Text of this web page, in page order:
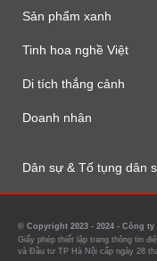
Sản phẩm xanh
Tinh hoa nghề Việt
Di tích thắng cảnh
Doanh nhân
Dân sự & Tố tụng dân
© Copyright 2023 - 2024 - Công
Giấy phép thiết lập trang thông tin
và Đầu tư TP Hà Nội cấp ngày 28